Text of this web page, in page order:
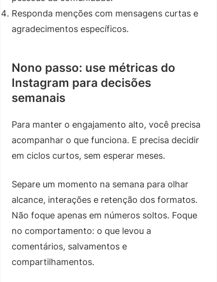
Responda menções com mensagens curtas e
agradecimentos específicos.
Nono passo: use métricas do
Instagram para decisões
semanais
Para manter o engajamento alto, você precisa
acompanhar o que funciona. E precisa decidir
em ciclos curtos, sem esperar meses.
Separe um momento na semana para olhar
alcance, interações e retenção dos formatos.
Não foque apenas em números soltos. Foque
no comportamento: o que levou a
comentários, salvamentos e
compartilhamentos.